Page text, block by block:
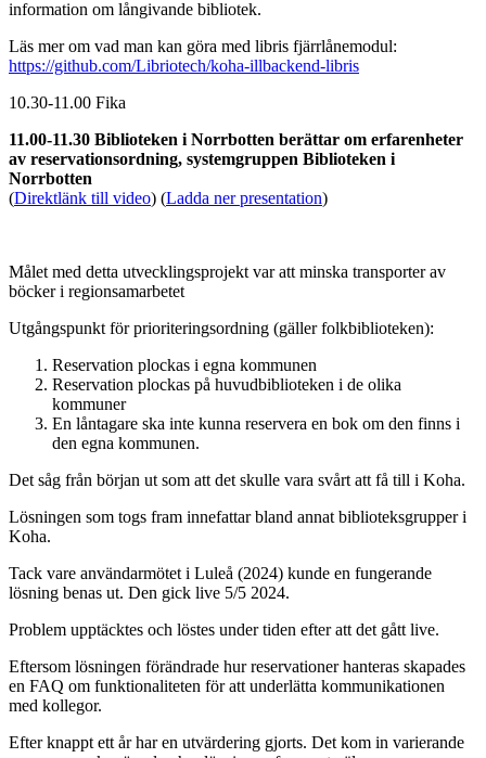
information om långivande bibliotek.
Läs mer om vad man kan göra med libris fjärrlånemodul:
https://github.com/Libriotech/koha-illbackend-libris
10.30-11.00 Fika
11.00-11.30 Biblioteken i Norrbotten berättar om erfarenheter
av reservationsordning, systemgruppen Biblioteken i
Norrbotten
(Direktlänk till video) (Ladda ner presentation)
Målet med detta utvecklingsprojekt var att minska transporter av
böcker i regionsamarbetet
Utgångspunkt för prioriteringsordning (gäller folkbiblioteken):
Reservation plockas i egna kommunen
Reservation plockas på huvudbiblioteken i de olika
kommuner
En låntagare ska inte kunna reservera en bok om den finns i
den egna kommunen.
Det såg från början ut som att det skulle vara svårt att få till i Koha.
Lösningen som togs fram innefattar bland annat biblioteksgrupper i
Koha.
Tack vare användarmötet i Luleå (2024) kunde en fungerande
lösning benas ut. Den gick live 5/5 2024.
Problem upptäcktes och löstes under tiden efter att det gått live.
Eftersom lösningen förändrade hur reservationer hanteras skapades
en FAQ om funktionaliteten för att underlätta kommunikationen
med kollegor.
Efter knappt ett år har en utvärdering gjorts. Det kom in varierande